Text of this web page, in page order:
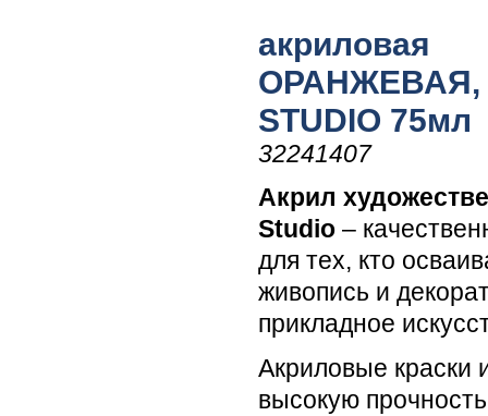
акриловая
ОРАНЖЕВАЯ,
STUDIO 75мл
32241407
Акрил
Studio –
для тех, кто
живопись и
прикладное
Акриловые краски
высокую